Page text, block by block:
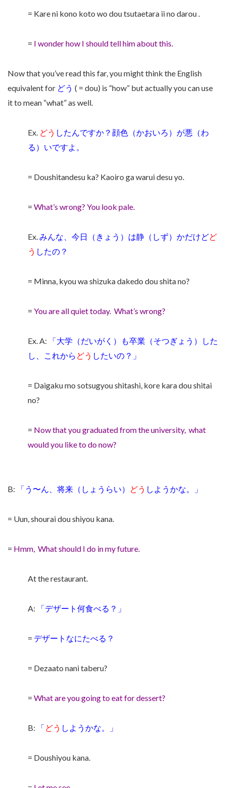
= Kare ni kono koto wo dou tsutaetara ii no darou .
= I wonder how I should tell him about this.
Now that you’ve read this far, you might think the English
equivalent for どう ( = dou) is “how” but actually you can use
it to mean “what” as well.
Ex. どう したんですか？顔色（かおいろ）が悪（わ
る）いですよ。
= Doushitandesu ka? Kaoiro ga warui desu yo.
= What’s wrong? You look pale.
Ex. みんな、今日（きょう）は静（しず）かだけどど
う したの？
= Minna, kyou wa shizuka dakedo dou shita no?
= You are all quiet today. What’s wrong?
Ex. A:
「大学（だいがく）も卒業（そつぎょう）した
し、これから どう したいの？」
= Daigaku mo sotsugyou shitashi, kore kara dou shitai
no?
= Now that you graduated from the university, what
would you like to do now?
B: 「う〜ん、将来（しょうらい） どう しようかな。」
= Uun, shourai dou shiyou kana.
= Hmm, What should I do in my future.
At the restaurant.
A: 「デザート何食べる？」
= デザートなにたべる？
= Dezaato nani taberu?
= What are you going to eat for dessert?
B: 「どう しようかな。」
= Doushiyou kana.